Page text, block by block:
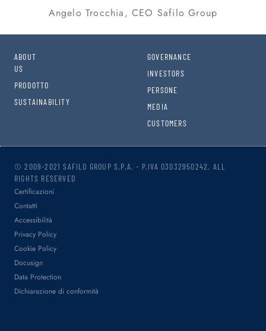
Angelo Trocchia, CEO Safilo Group
ABOUT
US
PRODOTTO
SUSTAINABILITY
GOVERNANCE
INVESTORS
PERSONE
MEDIA
CUSTOMERS
© 2009-2021 SAFILO GROUP S.P.A. - P.IVA 03032950242. ALL
RIGHTS RESERVED
Certificazioni
Contatti
Accessibilità
Privacy Policy
Cookie Policy
Docusign
Data Protection
Dichiarazione di conformità